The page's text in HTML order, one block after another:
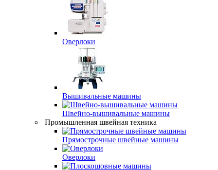
Оверлоки
Вышивальные машины
Швейно-вышивальные машины
Промышленная швейная техника
Прямострочные швейные машины
Оверлоки